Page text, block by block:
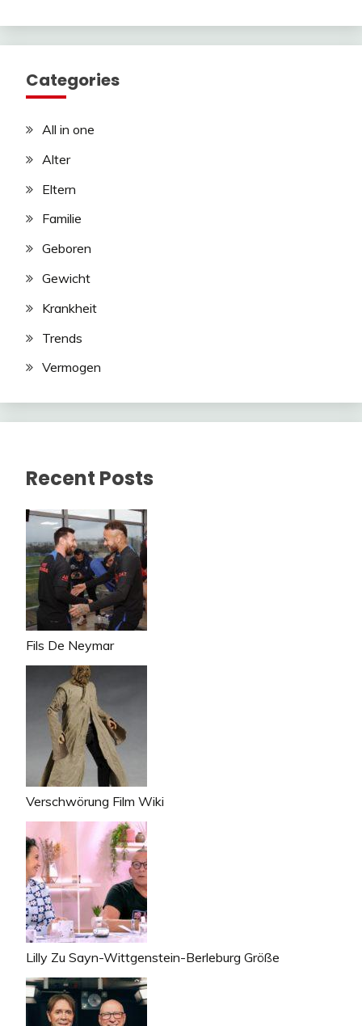
Categories
All in one
Alter
Eltern
Familie
Geboren
Gewicht
Krankheit
Trends
Vermogen
Recent Posts
Fils De Neymar
Verschwörung Film Wiki
Lilly Zu Sayn-Wittgenstein-Berleburg Größe